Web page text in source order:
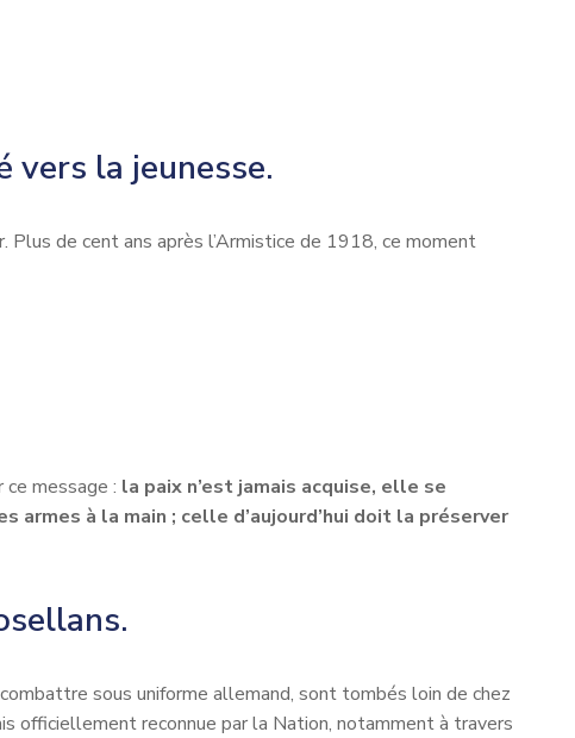
vers la jeunesse.
Plus de cent ans après l’Armistice de 1918, ce moment
message : la paix n’est jamais acquise, elle se
à la main ; celle d’aujourd’hui doit la préserver
sous uniforme allemand, sont tombés loin de chez
officiellement reconnue par la Nation, notamment à travers